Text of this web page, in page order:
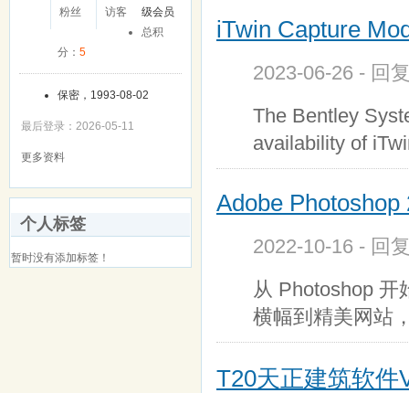
粉丝
访客
级会员
总积
分： 5
保密，1993-08-02
最后登录：2026-05-11
更多资料
个人标签
暂时没有添加标签！
iTwin Capture
2023-06-26 - 回
The Bentley
availability of
Adobe
2022-10-16 - 回
从 Photoshop 开
横幅到精美网站
T20天正建筑软件